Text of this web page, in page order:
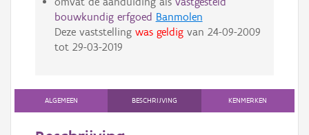
bouwkundig erfgoed Banmolen
Deze vaststelling was geldigvan 24-09-2009
tot 29-03-2019
ALGEMEEN BESCHRIJVING KENMERKEN